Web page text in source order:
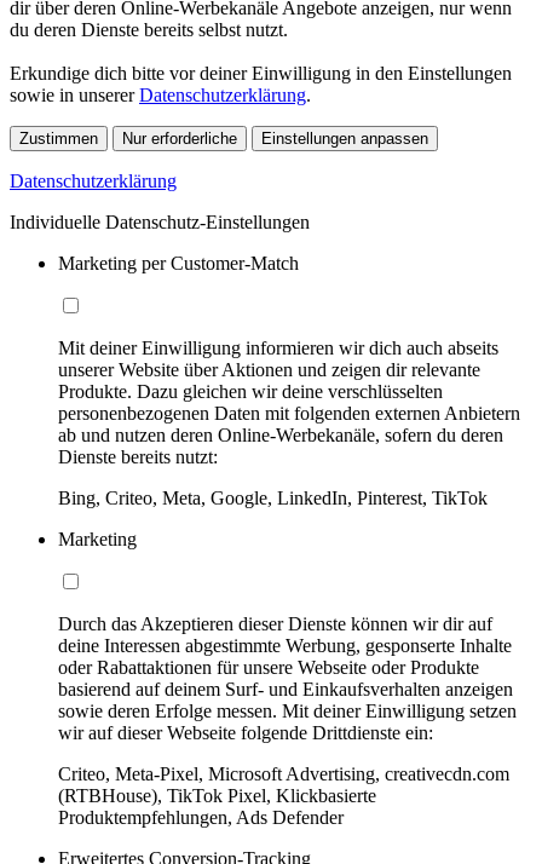
dir über deren Online-Werbekanäle Angebote anzeigen, nur wenn
du deren Dienste bereits selbst nutzt.
Erkundige dich bitte vor deiner Einwilligung in den Einstellungen
sowie in unsererDatenschutzerklärung.
Zustimmen Nur erforderliche Einstellungen anpassen
Datenschutzerklärung
Individuelle Datenschutz-Einstellungen
Marketing per Customer-Match
Mit deiner Einwilligung informieren wir dich auch abseits
unserer Website über Aktionen und zeigen dir relevante
Produkte. Dazu gleichen wir deine verschlüsselten
personenbezogenen Daten mit folgenden externen Anbietern
ab und nutzen deren Online-Werbekanäle, sofern du deren
Dienste bereits nutzt:
Bing, Criteo, Meta, Google, LinkedIn, Pinterest, TikTok
Marketing
Durch das Akzeptieren dieser Dienste können wir dir auf
deine Interessen abgestimmte Werbung, gesponserte Inhalte
oder Rabattaktionen für unsere Webseite oder Produkte
basierend auf deinem Surf- und Einkaufsverhalten anzeigen
sowie deren Erfolge messen. Mit deiner Einwilligung setzen
wir auf dieser Webseite folgende Drittdienste ein:
Criteo, Meta-Pixel, Microsoft Advertising, creativecdn.com
(RTBHouse), TikTok Pixel, Klickbasierte
Produktempfehlungen, Ads Defender
Erweitertes Conversion-Tracking